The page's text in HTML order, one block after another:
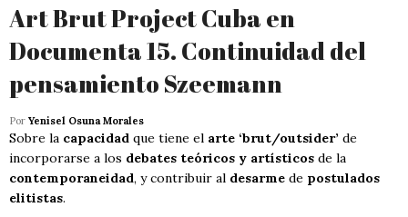
Art Brut Project Cuba en
Documenta 15. Continuidad del
pensamiento Szeemann
Por Yenisel Osuna Morales
Sobre la capacidad que tiene el arte ‘brut/outsider’ de
incorporarse a los debates teóricos y artísticos de la
contemporaneidad, y contribuir al desarme de postulados
elitistas.